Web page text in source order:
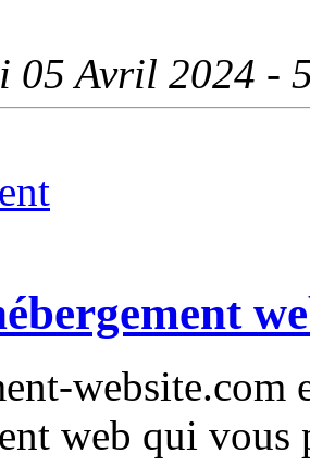
05 Avril 2024 -
website.com
web qui vous